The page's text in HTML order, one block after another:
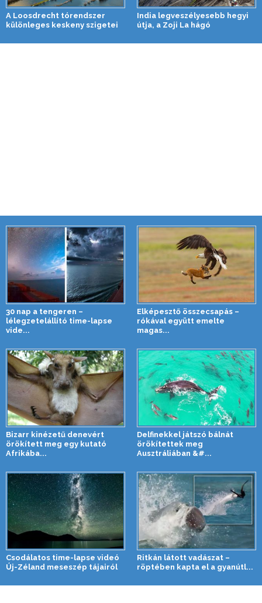
A Loosdrecht tórendszer
különleges keskeny szigetei
India legveszélyesebb hegyi
útja, a Zoji La hágó
30 nap a tengeren –
lélegzetelállító time-lapse
vide...
Elképesztő összecsapás –
rókával együtt emelte
magas...
Bizarr kinézetű denevért
örökített meg egy kutató
Afrikába...
Delfinekkel játszó bálnát
örökítettek meg
Ausztráliában &#...
Csodálatos time-lapse videó
Új-Zéland meseszép tájairól
Ritkán látott vadászat –
röptében kapta el a gyanútl...